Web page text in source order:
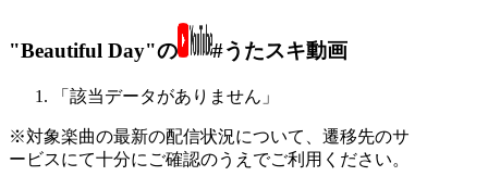
"Beautiful Day"の #うたスキ動画
「該当データがありません」
※対象楽曲の最新の配信状況について、遷移先のサ
ービスにて十分にご確認のうえでご利用ください。